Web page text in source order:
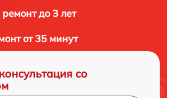
до 3 лет
от 35 минут
со